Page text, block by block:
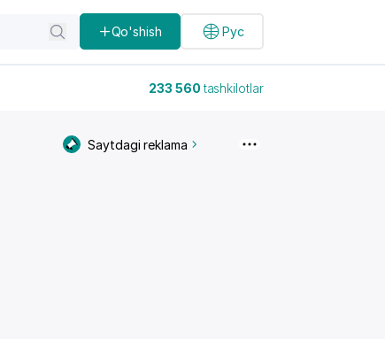
Qo'shish Рус
233 560tashkilotlar
Saytdagi reklama